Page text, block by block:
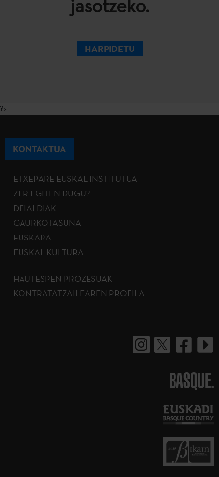
jasotzeko.
HARPIDETU
?>
KONTAKTUA
ETXEPARE EUSKAL INSTITUTUA
ZER EGITEN DUGU?
DEIALDIAK
GAURKOTASUNA
EUSKARA
EUSKAL KULTURA
HAUTESPEN PROZESUAK
KONTRATATZAILEAREN PROFILA
BASQUE.